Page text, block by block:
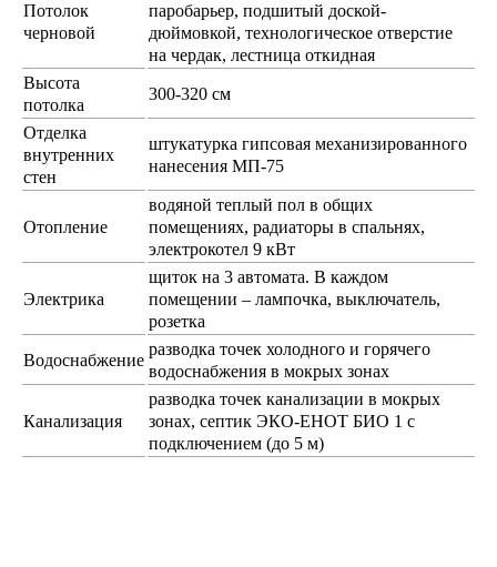
Потолок
черновой
паробарьер, подшитый доской-
дюймовкой, технологическое отверстие
на чердак, лестница откидная
Высота
потолка
300-320 см
Отделка
внутренних
стен
штукатурка гипсовая механизированного
нанесения МП-75
Отопление
водяной теплый пол в общих
помещениях, радиаторы в спальнях,
электрокотел 9 кВт
Электрика
щиток на 3 автомата. В каждом
помещении – лампочка, выключатель,
розетка
Водоснабжение
разводка точек холодного и горячего
водоснабжения в мокрых зонах
Канализация
разводка точек канализации в мокрых
зонах, септик ЭКО-ЕНОТ БИО 1 с
подключением (до 5 м)